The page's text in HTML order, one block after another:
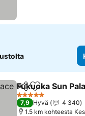
Jaa Lisää
Fukuoka Sun
5 Tähtiluokitus
7,9 Hyvä
4 340
1.5 km kohteesta